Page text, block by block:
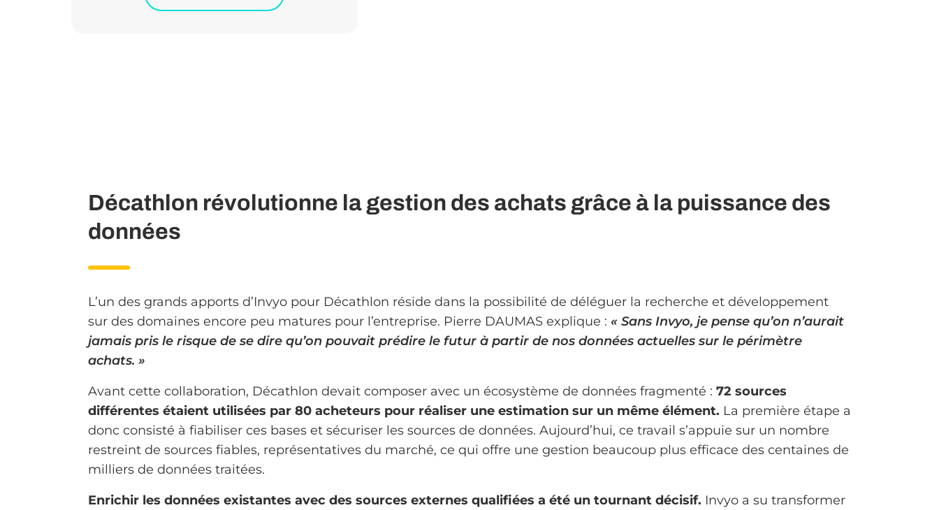
Décathlon révolutionne la gestion des achats grâce à la puissance des
données
L’un des grands apports d’Invyo pour Décathlon réside dans la possibilité de déléguer la recherche et développement
sur des domaines encore peu matures pour l’entreprise. Pierre DAUMAS explique : « Sans Invyo, je pense qu’on n’aurait
jamais pris le risque de se dire qu’on pouvait prédire le futur à partir de nos données actuelles sur le périmètre
achats. »
Avant cette collaboration, Décathlon devait composer avec un écosystème de données fragmenté : 72 sources
différentes étaient utilisées par 80 acheteurs pour réaliser une estimation sur un même élément. La première étape a
donc consisté à fiabiliser ces bases et sécuriser les sources de données. Aujourd’hui, ce travail s’appuie sur un nombre
restreint de sources fiables, représentatives du marché, ce qui offre une gestion beaucoup plus efficace des centaines de
milliers de données traitées.
Enrichir les données existantes avec des sources externes qualifiées a été un tournant décisif. Invyo a su transformer